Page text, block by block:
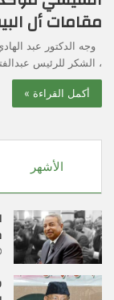
مقامات أل
وجه الدكتور عبد
، الشكر للرئيس
أكمل القراءة »
الأشهر